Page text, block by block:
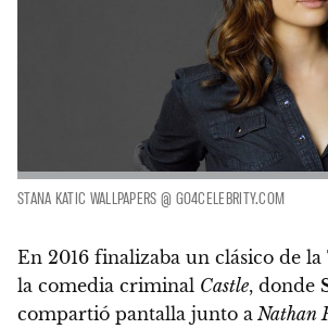
STANA KATIC WALLPAPERS @ GO4CELEBRITY.COM
En 2016 finalizaba un clásico de
la comedia criminal Castle, donde
compartió pantalla junto a Nathan